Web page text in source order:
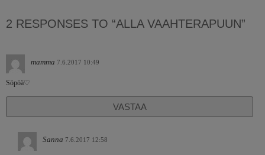
2 RESPONSES TO “ALLA VAAHTERAPUUN”
mamma 7.6.2017 10:49
Söpöä♡
VASTAA
Sanna 7.6.2017 12:58